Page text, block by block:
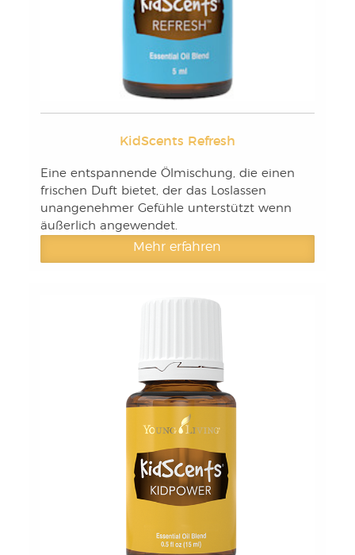
KidScents Refresh
Eine entspannende Ölmischung, die einen
frischen Duft bietet, der das Loslassen
unangenehmer Gefühle unterstützt wenn
äußerlich angewendet.
Mehr erfahren